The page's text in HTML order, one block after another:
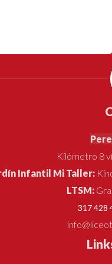
Kilómetro 8
Infantil Mi Taller:
LTSM:
317 428